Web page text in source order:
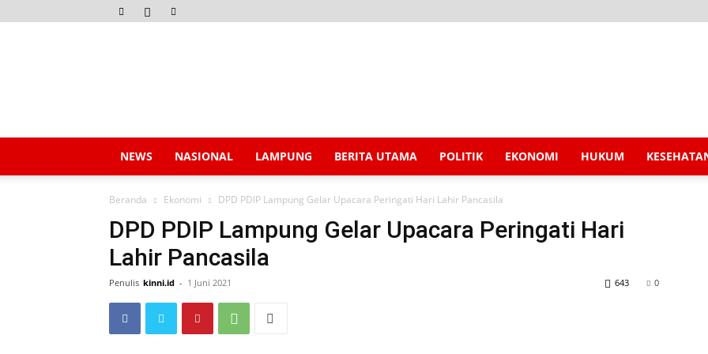
NEWS NASIONAL LAMPUNG BERITA UTAMA POLITIK EKONOMI HUKUM
Beranda Ekonomi DPD PDIP Lampung Gelar Upacara Peringati Hari Lahir Pancasila
DPD PDIP Lampung Gelar Upacara Peringati Hari
Lahir Pancasila
Penulis kinni.id - 1 Juni 2021 0
643